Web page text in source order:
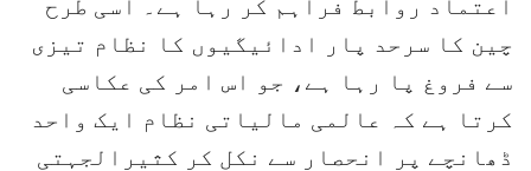
اعتماد روابط فراہم کر رہا ہے۔ اسی طرح
چین کا سرحد پار ادائیگیوں کا نظام تیزی
سے فروغ پا رہا ہے، جو اس امر کی عکاسی
کرتا ہے کہ عالمی مالیاتی نظام ایک واحد
ڈھانچے پر انحصار سے نکل کر کثیرالجہتی